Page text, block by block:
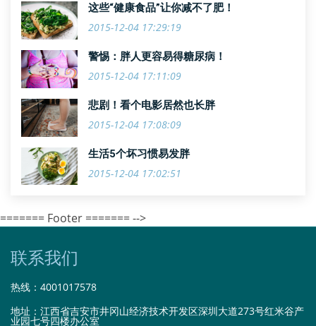
这些“健康食品”让你减不了肥！
2015-12-04 17:29:19
警惕：胖人更容易得糖尿病！
2015-12-04 17:11:09
悲剧！看个电影居然也长胖
2015-12-04 17:08:09
生活5个坏习惯易发胖
2015-12-04 17:02:51
======= Footer ======= -->
联系我们
热线： 4001017578
地址：江西省吉安市井冈山经济技术开发区深圳大道273号红米谷产
业园七号四楼办公室